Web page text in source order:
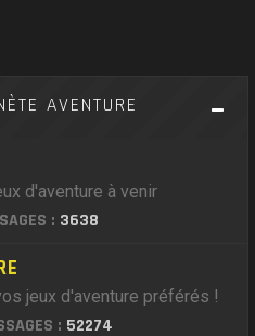
AVENTURE
d'aventure à venir
: 3638
jeux d'aventure préférés !
: 52274